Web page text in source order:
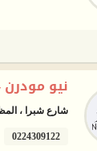
نيو مودرن
شارع شبرا ،
0224309122